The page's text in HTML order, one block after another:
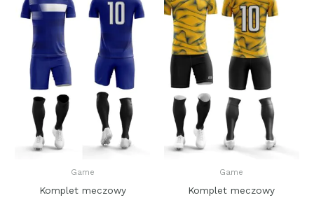
Game
Komplet meczowy
Game
Komplet meczowy